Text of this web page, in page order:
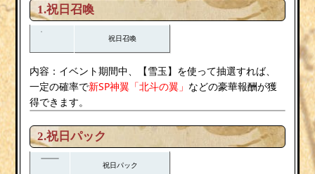
1.祝日召喚
祝日召喚
内容： イベント期間中、【 雪玉 】を使って抽選すれば、
一定の確率で新SP神翼「北斗の翼」 などの豪華報酬が獲
得できます。
2.祝日パック
祝日パック